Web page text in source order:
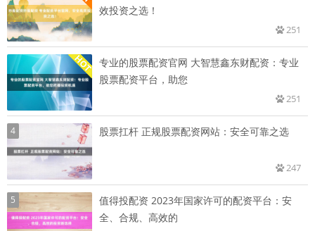
效投资之选！
251
专业的股票配资官网 大智慧鑫东财配资：专业
股票配资平台，助您
251
4 股票扛杆 正规股票配资网站：安全可靠之选
247
5
值得投配资 2023年国家许可的配资平台：安
全、合规、高效的